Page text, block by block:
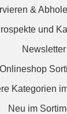
&
und
Newsletter
Onlineshop
Kategorien
Neu im